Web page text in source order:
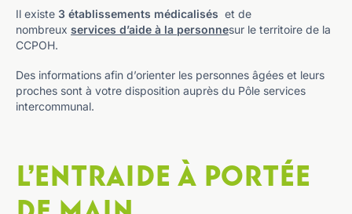
Il existe 3 établissements médicalisés et de
nombreux services d’aide à la personnesur le territoire de la
CCPOH.
Des informations afin d’orienter les personnes âgées et leurs
proches sont à votre disposition auprès du Pôle services
intercommunal.
L’entraide à portée
de main